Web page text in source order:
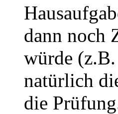
dann noch
würde
natürlich
die